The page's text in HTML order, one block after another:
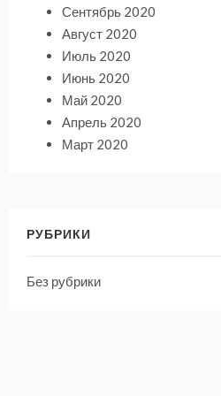
Сентябрь 2020
Август 2020
Июль 2020
Июнь 2020
Май 2020
Апрель 2020
Март 2020
РУБРИКИ
Без рубрики